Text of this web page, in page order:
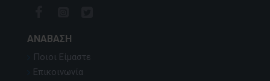
ΑΝΆΒΑΣΗ
Ποιοι Είμαστε
Επικοινωνία